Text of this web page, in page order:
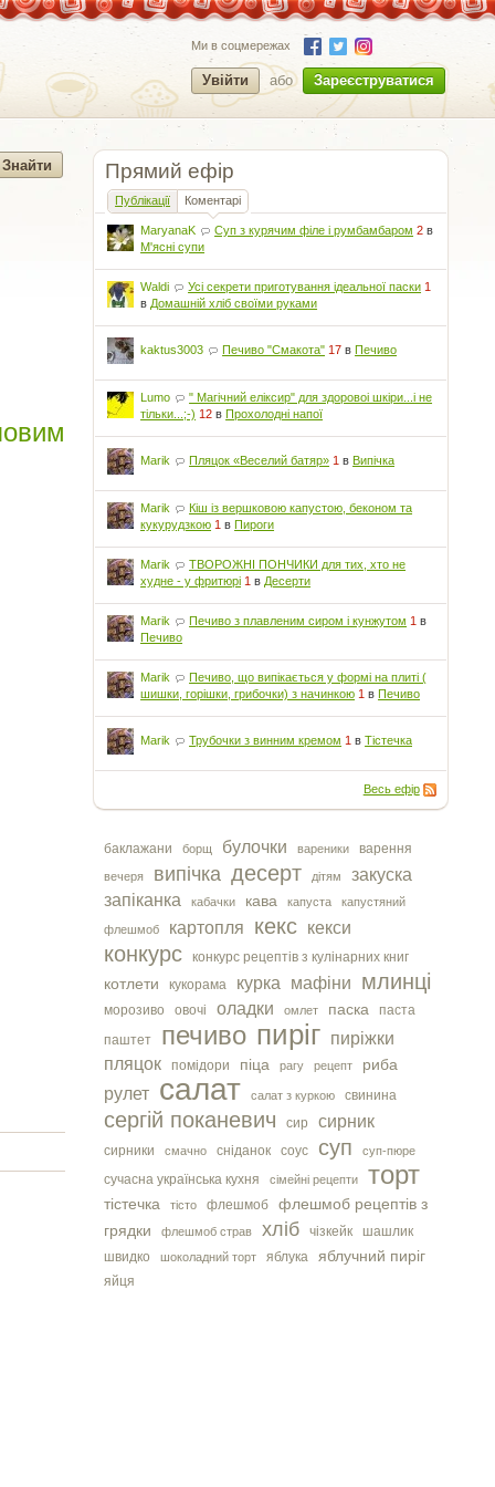
Ми в соцмережах
Увійти або Зареєструватися
Прямий ефір
Публікації Коментарі
MaryanaK Суп з курячим філе і румбамбаром 2 в
М'ясні супи
Waldi Усі секрети приготування ідеальної паски 1
в Домашній хліб своїми руками
kaktus3003 Печиво "Смакота" 17 вПечиво
Lumo
" Магічний еліксир" для здоровоі шкіри...і не
тільки...;-) 12 вПрохолодні напої
Marik Пляцок «Веселий батяр» 1 вВипічка
Marik
Кіш із вершковою капустою, беконом та
кукурудзкою 1 вПироги
Marik
ТВОРОЖНІ ПОНЧИКИ для тих, хто не
худне - у фритюрі 1 в Десерти
Marik Печиво з плавленим сиром і кунжутом 1 в
Печиво
Marik
Печиво, що випікається у формі на плиті (
шишки, горішки, грибочки) з начинкою 1 вПечиво
Marik Трубочки з винним кремом 1 вТістечка
Весь ефір
баклажани борщ булочки вареники варення
вечеря випічка десерт дітям
закуска
запіканка
кабачки кава капуста капустяний
флешмоб картопля кекс кекси
конкурс конкурс рецептів з кулінарних книг
котлети кукорама курка мафіни млинці
морозиво овочі оладки омлет паска
паста
паштет
печиво пиріг пиріжки
пляцок
помідори піца рагу рецепт риба
рулет салат салат з куркою свинина
сергiй поканевич сир сирник
сирники смачно сніданок соус суп суп-пюре
сучасна українська кухня сімейні рецепти торт
тістечка тісто флешмоб
флешмоб рецептів з
грядки
флешмоб страв хліб чізкейк
шашлик
швидко
шоколадний торт яблука яблучний пиріг
яйця